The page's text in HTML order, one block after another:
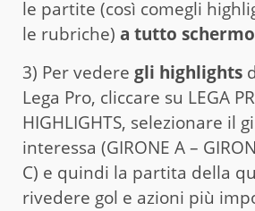
le partite (così comegli
le rubriche) a tutto schermo
3) Per vedere gli highlights
Lega Pro, cliccare su LEGA
HIGHLIGHTS, selezionare il
interessa (GIRONE A –
C) e quindi la partita della
rivedere gol e azioni più